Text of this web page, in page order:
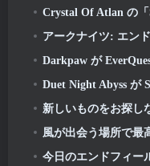
Crystal Of Atlan の「Sandstorm Journey」
アークナイツ: エン
Darkpaw が EverQuest の次期フロスト
Duet Night Abyss が
新しいものをお探しなら, 競争力のあるスポーツ
風が出会う場所で最
今日のエンドフィー